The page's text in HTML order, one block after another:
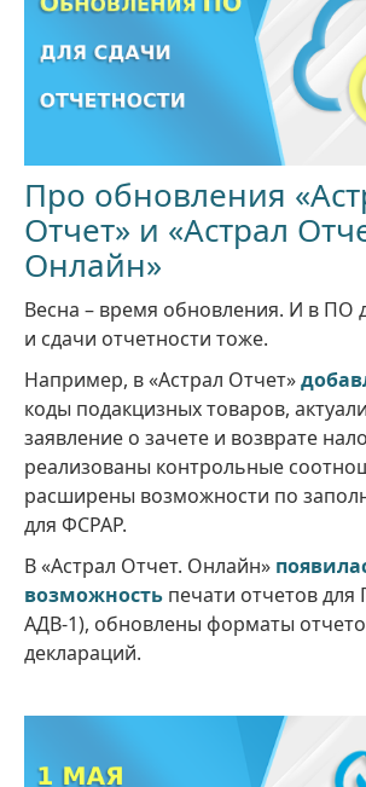
Про обновления
Отчет» и «Астрал
Онлайн»
Весна – время обновления. И в ПО
и сдачи отчетности тоже.
Например, в «Астрал Отчет»
коды подакцизных товаров,
заявление о зачете и возврате
реализованы контрольные
расширены возможности по
для ФСРАР.
В «Астрал Отчет. Онлайн»
возможность печати отчетов
АДВ-1), обновлены форматы
деклараций.